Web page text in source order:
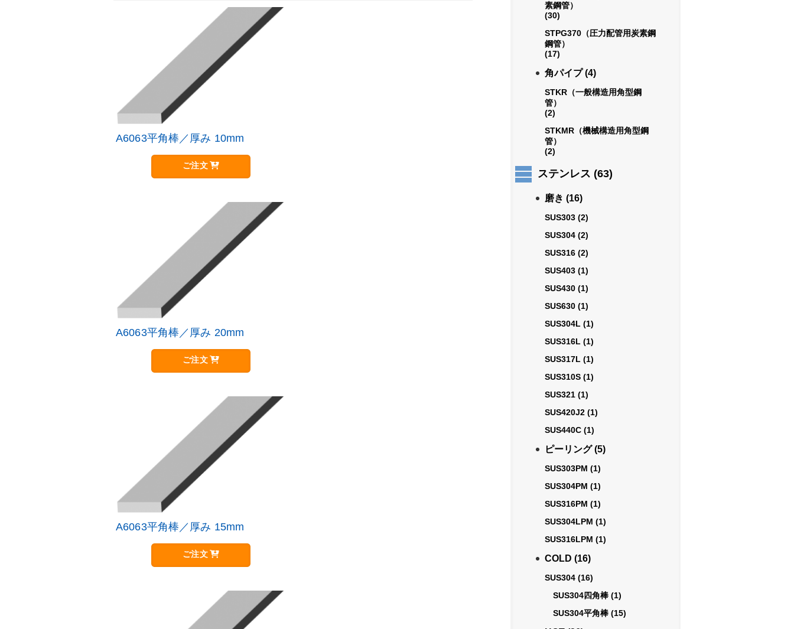
A6063平角棒／厚み 10mm
ご注文
数
の
り
す。
プ
ョ
ン
で
A6063平角棒／厚み 20mm
ご注文
数
の
り
す。
プ
ョ
A6063平角棒／厚み 15mm
ご注文
品
数
の
素鋼管）
(30)
STPG370（圧力配管用炭素鋼
鋼管）
(17)
角パイプ (4)
STKR（一般構造用角型鋼
管）
(2)
STKMR（機械構造用角型鋼
管）
(2)
ステンレス (63)
磨き (16)
SUS303 (2)
SUS304 (2)
SUS316 (2)
SUS403 (1)
SUS430 (1)
SUS630 (1)
SUS304L (1)
SUS316L (1)
SUS317L (1)
SUS310S (1)
SUS321 (1)
SUS420J2 (1)
SUS440C (1)
ピーリング (5)
SUS303PM (1)
SUS304PM (1)
SUS316PM (1)
SUS304LPM (1)
SUS316LPM (1)
COLD (16)
SUS304 (16)
SUS304四角棒 (1)
SUS304平角棒 (15)